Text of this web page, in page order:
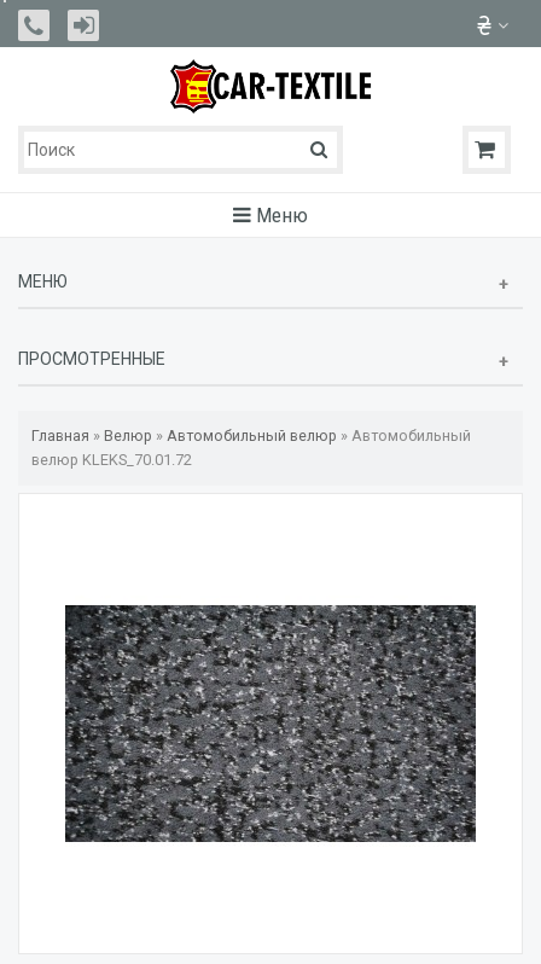
Меню
МЕНЮ
ПРОСМОТРЕННЫЕ
Главная » Велюр » Автомобильный велюр » Автомобильный
велюр KLEKS_70.01.72